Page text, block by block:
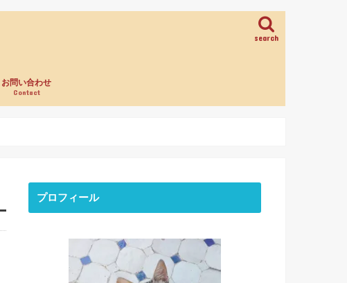
search
お問い合わせ
Contact
プロフィール